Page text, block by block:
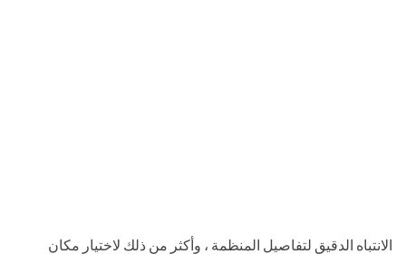
الانتباه الدقيق لتفاصيل المنظمة ، وأكثر من ذلك لاختيار مكان